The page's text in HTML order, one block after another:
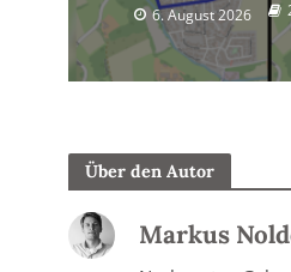
6. August 2026
Über den Autor
Markus